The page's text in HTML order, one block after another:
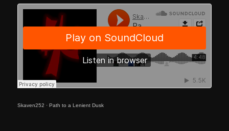
Skaven252 ·Path to a Lenient Dusk